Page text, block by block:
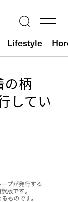
Lifestyle
の柄
してい